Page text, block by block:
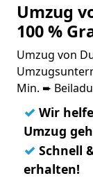
Umzug
100 %
Umzug von
Min. ➨
✓ Wir
Umzug
✓ Schnell
erhalten!